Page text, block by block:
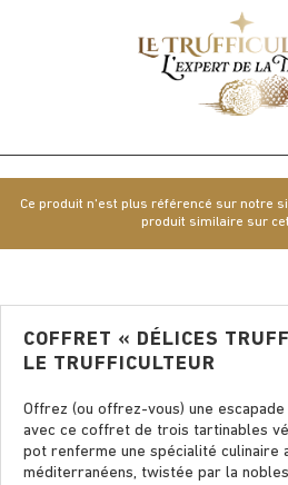
Ce produit n'est plus référencé sur notre
produit similaire sur
COFFRET « DÉLICES
LE TRUFFICULTEUR
Offrez (ou offrez-vous) une
avec ce coffret de trois tartinables
pot renferme une spécialité culinaire
méditerranéens, twistée par la